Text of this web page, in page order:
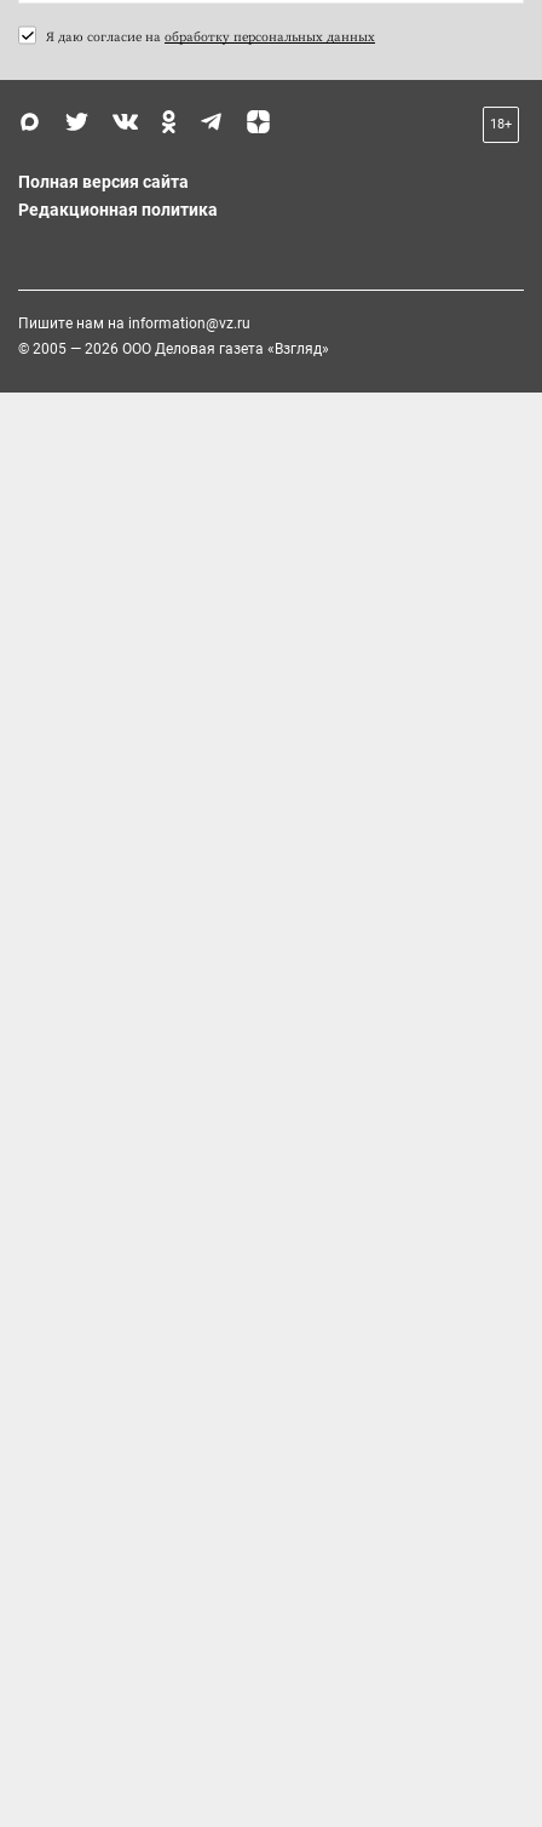
Я даю согласие на обработку персональных данных
18+
Полная версия сайта
Редакционная политика
Пишите нам на information@vz.ru
© 2005 — 2026 ООО Деловая газета «Взгляд»